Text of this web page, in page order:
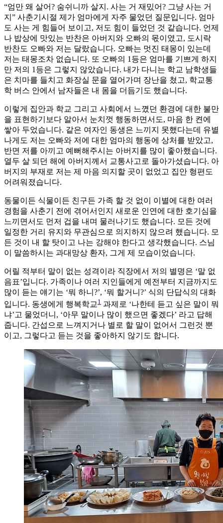
“엄만 왜 살어? 숨쉬니까 살지. 사는 거 재밌어? 그냥 사는 거
지” 사춘기시절 제가 엄마에게 자주 물었던 질문입니다. 엄마
도 사는 게 힘들어 보이고, 저도 힘이 들었던 것 같습니다. 언제
나 밥상에 맛있는 반찬은 아버지와 오빠의 몫이였고, 도시락
반찬도 오빠와 저는 달랐습니다. 오빠는 멋진 태몽이 있는데
저는 태몽조차 없습니다. 또 오빠의 1등은 엄마를 기쁘게 하지
만 저의 1등은 그렇지 않았습니다. 내가 다니는 학교 남학생들
은 치마를 들치고 화장실 문을 열어가며 장난을 쳤고, 학교통
학 버스 안에서 남자들은 내 몸을 더듬기도 했습니다.
이렇게 집안과 학교 그리고 사회에서 느꼈던 환경에 대한 불만
을 표현하기보다 알아서 눈치껏 행동하면서도, 마음 한 켠에
쌓아 두었습니다. 같은 여자인 동생은 느끼지 못했다는데 유별
나게도 저는 오빠와 저에 대한 엄마의 행동에 상처를 받았고,
반면 저를 아끼고 예뻐해주시는 아버지를 많이 좋아했습니다.
열두 살 되던 해에 아버지께서 교통사고로 돌아가셨습니다. 아
버지의 부재로 저는 제 마음 의지할 곳이 없었고 집안 형편도
어려워졌습니다.
동물이든 식물이든 친구든 가족 할 것 없이 이별에 대한 여러
경험을 사춘기 전에 겪어서인지 새로운 인연에 대한 호기심을
느끼면서도 먼저 겁을 내며 물러나기도 했습니다. 모든 것에
일정한 거리 유지와 무관심으로 의지하지 않으려 했습니다. 모
든 것이 내 할 탓이고 나는 강해야 한다고 생각했습니다. 스님
이 말씀하시는 과대망상 환자, 그게 제 모습이었습니다.
어릴 적부터 말이 없는 성격이라 직장에서 저의 별명은 ‘말 없
음표’입니다. 가족이나 여러 지인들에게 예전부터 지금까지도
많이 듣는 얘기는 ‘뭐 하니?’, ‘뭐 할거니?’ 식의 단답식의 대화
입니다. 동생에게 행복학교 1 과제로 ‘나한테 듣고 싶은 말이 뭐
냐’고 물었더니, ‘아무 말이나 많이 했으면 좋겠다’ 라고 답해
줍니다. 간섭으로 느껴지거나 별로 할 말이 없어서 그런것 뿐
이고, 그렇다고 듣는 것을 좋아하지 않기도 합니다.